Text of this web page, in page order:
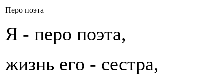
Перо поэта
Я - перо поэта,
жизнь его - сестра,